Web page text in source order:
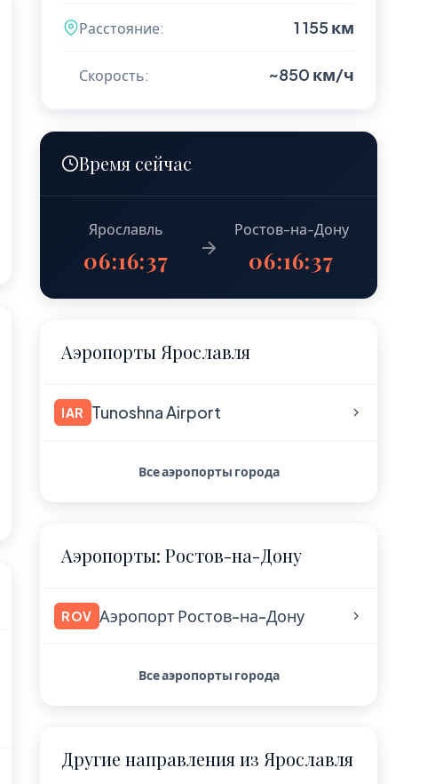
Расстояние: 1 155 км
Скорость: ~850 км/ч
Время сейчас
Ярославль
06:16:38
Ростов-на-Дону
06:16:38
Аэропорты Ярославля
IAR Tunoshna Airport
Все аэропорты города
Аэропорты: Ростов-на-Дону
ROV Аэропорт Ростов-на-Дону
Все аэропорты города
Другие направления из Ярославля